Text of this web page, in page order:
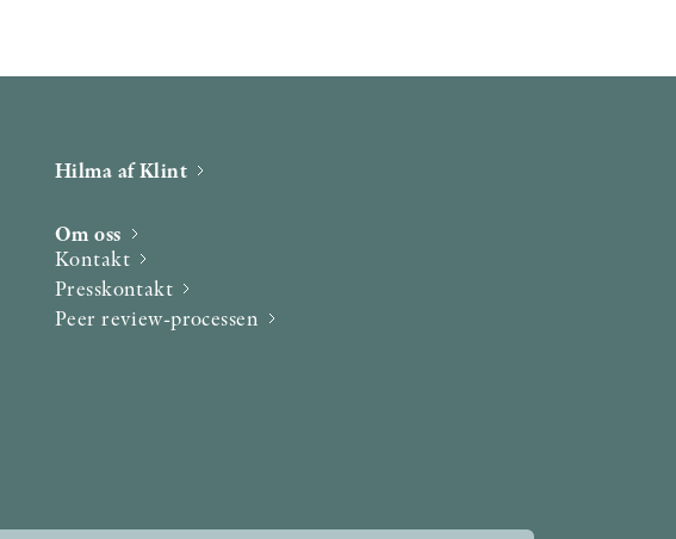
Hilma af Klint
Om oss
Kontakt
Presskontakt
Peer review-processen